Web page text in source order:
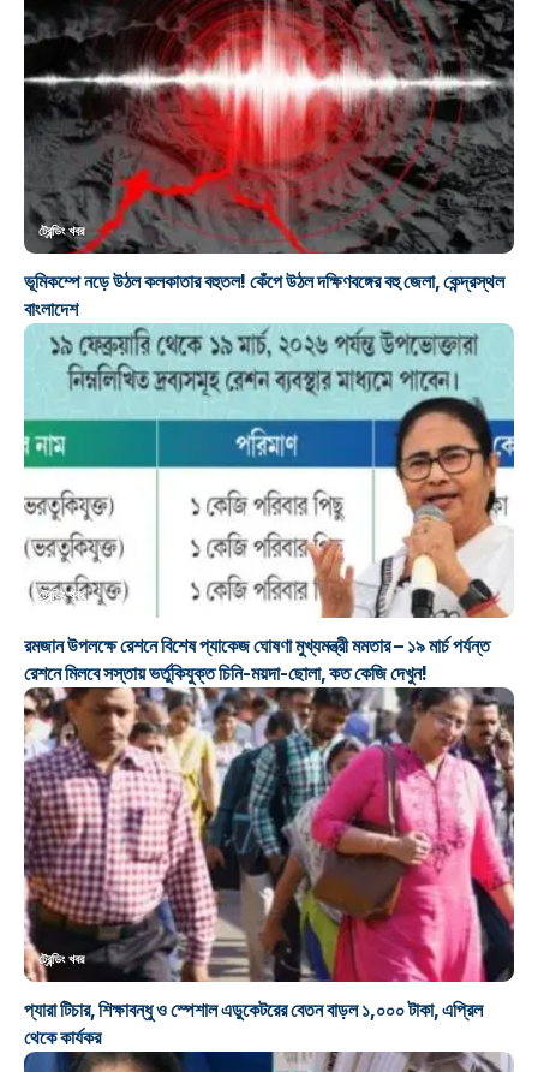
ট্রেন্ডিং খবর
ভূমিকম্পে নড়ে উঠল কলকাতার বহুতল! কেঁপে উঠল দক্ষিণবঙ্গের বহু জেলা, কেন্দ্রস্থল
বাংলাদেশ
ট্রেন্ডিং খবর
রমজান উপলক্ষে রেশনে বিশেষ প্যাকেজ ঘোষণা মুখ্যমন্ত্রী মমতার – ১৯ মার্চ পর্যন্ত
রেশনে মিলবে সস্তায় ভর্তুকিযুক্ত চিনি-ময়দা-ছোলা, কত কেজি দেখুন!
ট্রেন্ডিং খবর
প্যারা টিচার, শিক্ষাবন্ধু ও স্পেশাল এডুকেটরের বেতন বাড়ল ১,০০০ টাকা, এপ্রিল
থেকে কার্যকর